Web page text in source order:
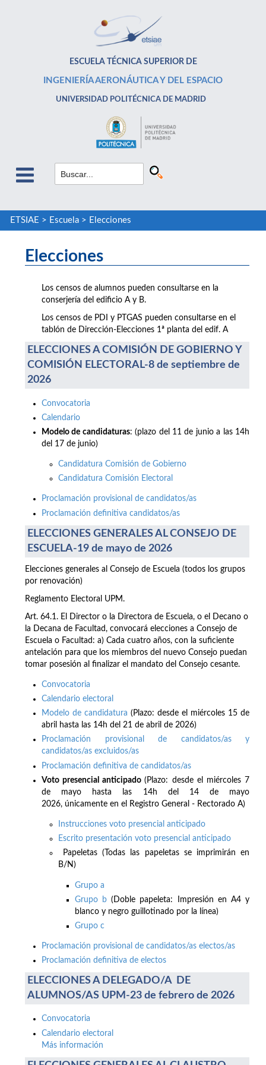
ESCUELA TÉCNICA SUPERIOR DE
INGENIERÍA AERONÁUTICA Y DEL ESPACIO
UNIVERSIDAD POLITÉCNICA DE MADRID
ETSIAE > Escuela> Elecciones
Elecciones
Los censos de alumnos pueden consultarse en la
conserjería del edificio A y B.
Los censos de PDI y PTGAS pueden consultarse en el
tablón de Dirección-Elecciones 1ª planta del edif. A
ELECCIONES A COMISIÓN DE GOBIERNO Y
COMISIÓN ELECTORAL-8 de septiembre de
2026
Convocatoria
Calendario
Modelo de candidaturas: (plazo del 11 de junio a las 14h
del 17 de junio)
Candidatura Comisión de Gobierno
Candidatura Comisión Electoral
Proclamación provisional de candidatos/as
Proclamación definitiva candidatos/as
ELECCIONES GENERALES AL CONSEJO DE
ESCUELA-19 de mayo de 2026
Elecciones generales al Consejo de Escuela (todos los grupos
por renovación)
Reglamento Electoral UPM.
Art. 64.1. El Director o la Directora de Escuela, o el Decano o
la Decana de Facultad, convocará elecciones a Consejo de
Escuela o Facultad: a) Cada cuatro años, con la suficiente
antelación para que los miembros del nuevo Consejo puedan
tomar posesión al finalizar el mandato del Consejo cesante.
Convocatoria
Calendario electoral
Modelo de candidatura (Plazo: desde el miércoles 15 de
abril hasta las 14h del 21 de abril de 2026)
Proclamación provisional de candidatos/as y
candidatos/as excluidos/as
Proclamación definitiva de candidatos/as
Voto presencial anticipado(Plazo: desde el miércoles 7
de mayo hasta las 14h del 14 de mayo
2026, únicamente en el Registro General - Rectorado A)
Instrucciones voto presencial anticipado
Escrito presentación voto presencial anticipado
Papeletas (Todas las papeletas se imprimirán en
B/N)
Grupo a
Grupo b (Doble papeleta: Impresión en A4 y
blanco y negro guillotinado por la línea)
Grupo c
Proclamación provisional de candidatos/as electos/as
Proclamación definitiva de electos
ELECCIONES A DELEGADO/A DE
ALUMNOS/AS UPM-23 de febrero de 2026
Convocatoria
Calendario electoral
Más información